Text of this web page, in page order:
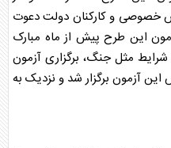
خصوصی و کارکنان دولت دعوت
این طرح پیش از ماه مبارک
شرایط مثل جنگ، برگزاری آزمون
این آزمون برگزار شد و نزدیک به